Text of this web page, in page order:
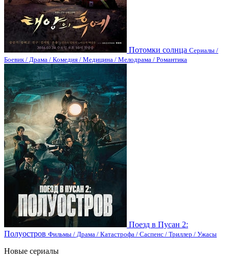
Потомки солнца Сериалы /
Боевик / Драма / Комедия / Медицина / Мелодрама / Романтика
Поезд в Пусан 2:
Полуостров Фильмы / Драма / Катастрофа / Саспенс / Триллер / Ужасы
Новые сериалы